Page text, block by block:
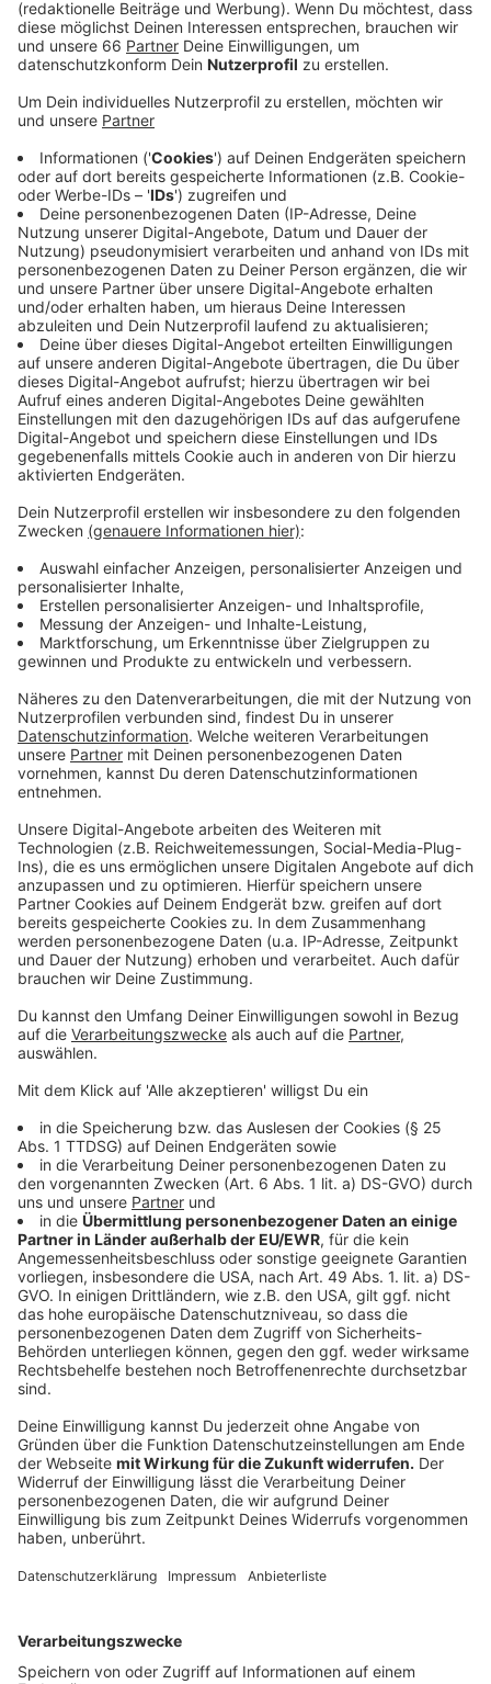
Die Konzerte in der Merkur Spiel-Arena in der
Übersicht
Anzeige
20.06. + 21.06. Bad Bunny
26.06. Max Korzh
03.07. + 04.07. Die Toten Hosen
11.07. Broilers
26.09. Backstreet Boys
27.09. Backstreet Boys
29.09. Backstreet Boys
30.09. Backstreet Boys
03.10. Backstreet Boys
04.10. Backstreet Boys
06.10. Backstreet Boys
07.10. Backstreet Boys
Anzeige
Übersicht: